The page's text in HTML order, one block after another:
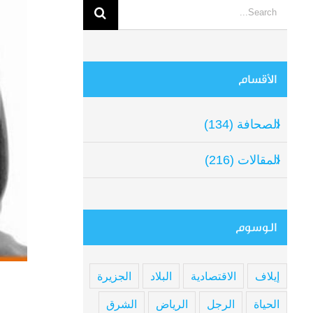
الأقسام
الصحافة (134)
المقالات (216)
الوسوم
إيلاف الاقتصادية البلاد الجزيرة
الحياة الرجل الرياض الشرق